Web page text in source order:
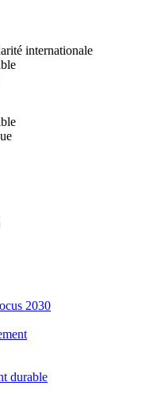
internationale
2030
durable